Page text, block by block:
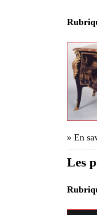
» En
Les